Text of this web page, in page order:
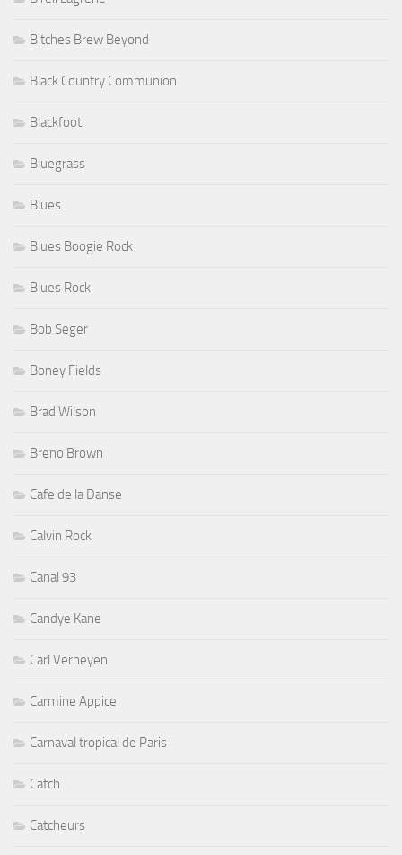
Bitches Brew Beyond
Black Country Communion
Blackfoot
Bluegrass
Blues
Blues Boogie Rock
Blues Rock
Bob Seger
Boney Fields
Brad Wilson
Breno Brown
Cafe de la Danse
Calvin Rock
Canal 93
Candye Kane
Carl Verheyen
Carmine Appice
Carnaval tropical de Paris
Catch
Catcheurs